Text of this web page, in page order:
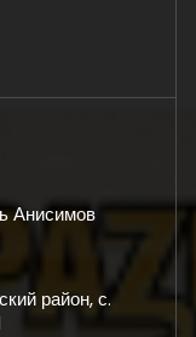
Анисимов
район, с.